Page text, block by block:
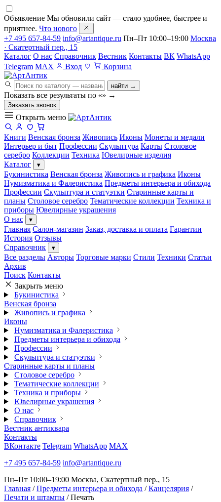
Объявление Мы обновили сайт — стало удобнее, быстрее и
приятнее. Что нового
+7 495 657-84-59 info@artantique.ru Пн–Пт 10:00–19:00 Москва
· Скатертный пер., 15
Каталог О нас Справочник Вестник Контакты ВК WhatsApp
Telegram MAX Вход Корзина
найти →
Показать все результаты по «» →
Заказать звонок
Открыть меню
Книги Венская бронза Живопись Иконы Монеты и медали
Интерьер и быт Профессии Скульптура Карты Столовое
серебро Коллекции Техника Ювелирные изделия
Каталог
▾
Букинистика Венская бронза Живопись и графика Иконы
Нумизматика и Фалеристика Предметы интерьера и обихода
Профессии Скульптура и статуэтки Старинные карты и
планы Столовое серебро Тематические коллекции Техника и
приборы Ювелирные украшения
О нас
▾
Главная Салон-магазин Заказ, доставка и оплата Гарантии
История Отзывы
Справочник
▾
Все разделы Авторы Торговые марки Стили Техники Статьи
Архив
Поиск Контакты
Закрыть меню
Букинистика
Венская бронза
Живопись и графика
Иконы
Нумизматика и Фалеристика
Предметы интерьера и обихода
Профессии
Скульптура и статуэтки
Старинные карты и планы
Столовое серебро
Тематические коллекции
Техника и приборы
Ювелирные украшения
О нас
Справочник
Вестник антиквара
Контакты
ВКонтакте Telegram WhatsApp MAX
+7 495 657-84-59 info@artantique.ru
Пн–Пт 10:00–19:00 Москва, Скатертный пер., 15
Главная / Предметы интерьера и обихода / Канцелярия /
Печати и штампы / Печать